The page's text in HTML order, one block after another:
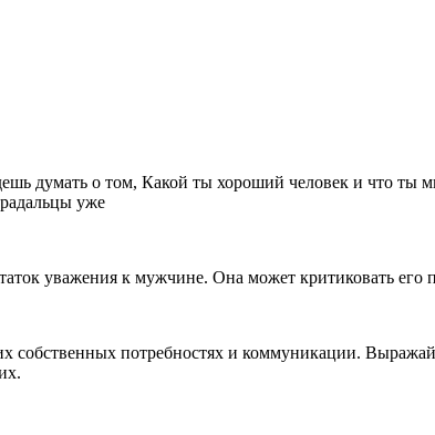
думать о том, Какой ты хороший человек и что ты
уже
уважения к мужчине. Она может критиковать его
собственных потребностях и коммуникации.